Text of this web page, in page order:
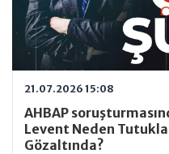
21.07.2026 15:08
AHBAP
Levent Neden
Gözaltında?